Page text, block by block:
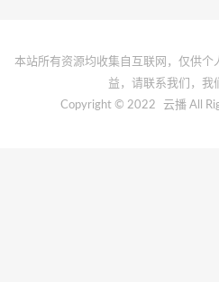
本站所有资源均收集自互联网，仅供
益，请联系我们，我
Copyright © 2022
云播 All